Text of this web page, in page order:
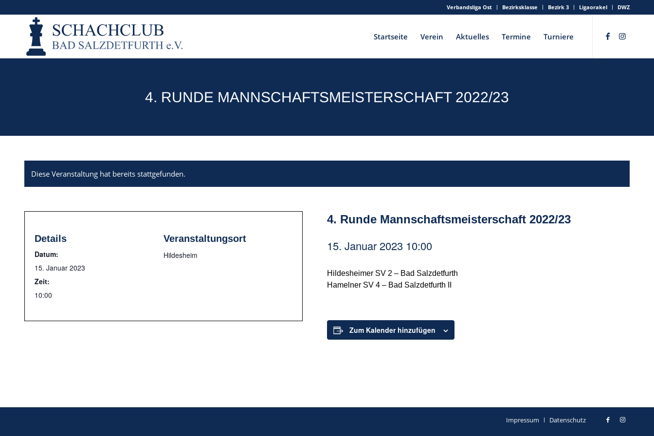
Verbandsliga Ost Bezirksklasse Bezirk 3 Ligaorakel DWZ
Startseite Verein Aktuelles Termine Turniere
4. RUNDE MANNSCHAFTSMEISTERSCHAFT 2022/23
Diese Veranstaltung hat bereits stattgefunden.
4. Runde Mannschaftsmeisterschaft 2022/23
15. Januar 2023 10:00
Hildesheimer SV 2 – Bad Salzdetfurth
Hamelner SV 4 – Bad Salzdetfurth II
Zum Kalender hinzufügen
Details
Datum:
15. Januar 2023
Zeit:
10:00
Veranstaltungsort
Hildesheim
Impressum Datenschutz